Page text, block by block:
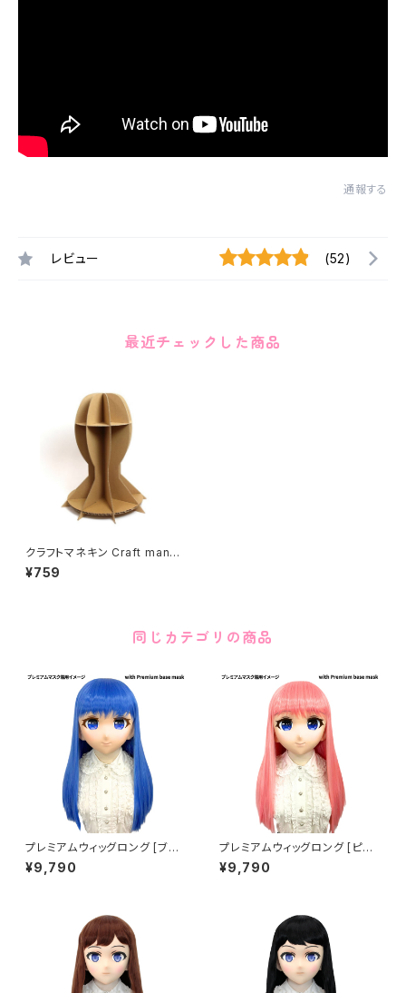
通報する
レビュー (52)
最近チェックした商品
クラフトマネキン Craft manne
quin
¥759
同じカテゴリの商品
プレミアムウィッグロング [ブル
ー] Premium Wig Long Blu
e
¥9,790
プレミアムウィッグロング [ピン
ク] Premium Wig Long Pink
¥9,790